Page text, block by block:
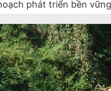
phát triển bền